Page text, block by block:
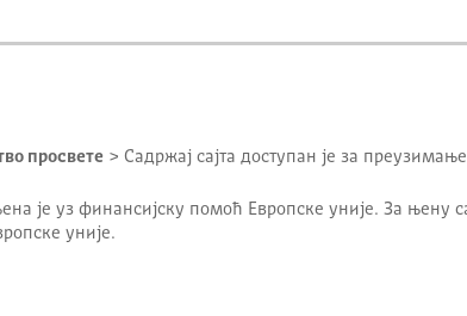
просвете > Садржај сајта доступан је за
је уз финансијску помоћ Европске уније. За њену
уније.